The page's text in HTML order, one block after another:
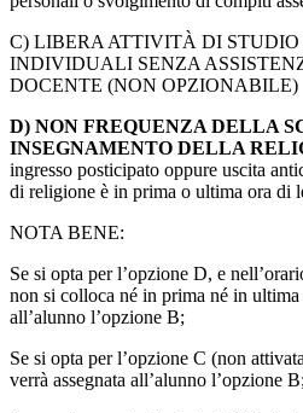
C) LIBERA ATTIVITÀ DI STUDIO
INDIVIDUALI SENZA
DOCENTE (NON OPZIONABILE)
D) NON FREQUENZA DELLA
INSEGNAMENTO DELLA
ingresso posticipato oppure uscita
di religione è in prima o ultima ora di
NOTA BENE:
Se si opta per l’opzione D, e
non si colloca né in prima né in ultima
all’alunno l’opzione B;
Se si opta per l’opzione C (non
verrà assegnata all’alunno l’opzione B;